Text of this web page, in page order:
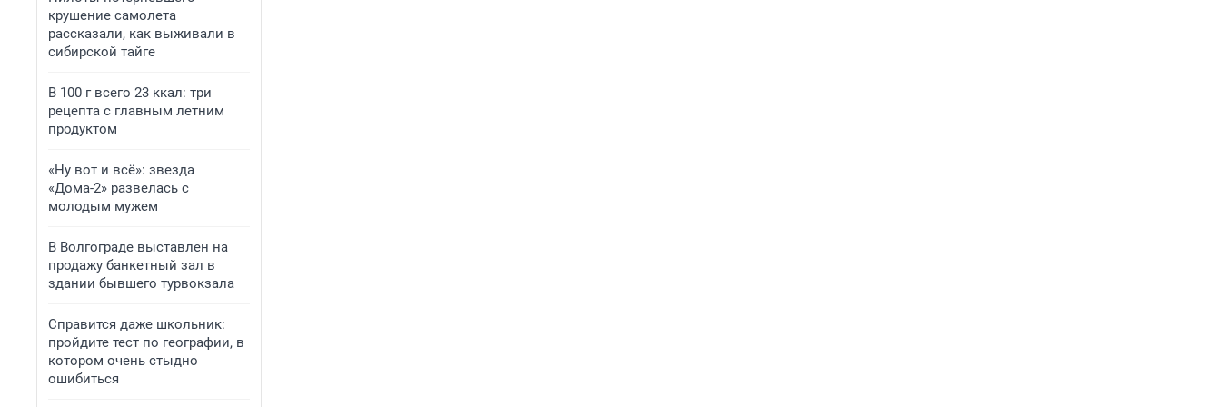
крушение самолета
рассказали, как выживали в
сибирской тайге
В 100 г всего 23 ккал: три
рецепта с главным летним
продуктом
«Ну вот и всё»: звезда
«Дома-2» развелась с
молодым мужем
В Волгограде выставлен на
продажу банкетный зал в
здании бывшего турвокзала
Справится даже школьник:
пройдите тест по географии, в
котором очень стыдно
ошибиться